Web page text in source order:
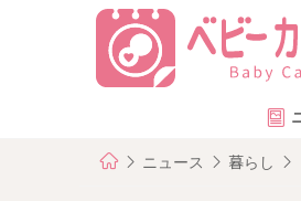
ニュース 暮らし